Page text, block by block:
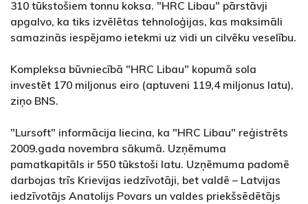
310 tūkstošiem tonnu koksa. "HRC Libau" pārstāvji
apgalvo, ka tiks izvēlētas tehnoloģijas, kas maksimāli
samazinās iespējamo ietekmi uz vidi un cilvēku veselību.
Kompleksa būvniecībā "HRC Libau" kopumā sola
investēt 170 miljonus eiro (aptuveni 119,4 miljonus latu),
ziņo BNS.
"Lursoft" informācija liecina, ka "HRC Libau" reģistrēts
2009.gada novembra sākumā. Uzņēmuma
pamatkapitāls ir 550 tūkstoši latu. Uzņēmuma padomē
darbojas trīs Krievijas iedzīvotāji, bet valdē – Latvijas
iedzīvotājs Anatolijs Povars un valdes priekšsēdētājs